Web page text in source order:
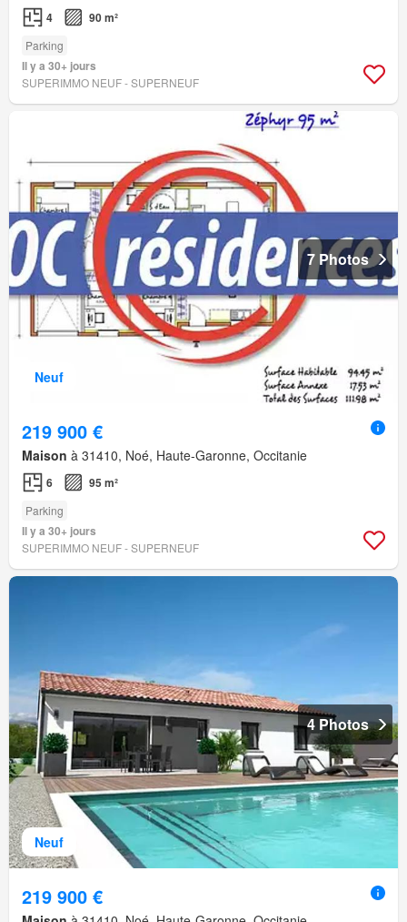
4 90 m²
Parking
Il y a 30+ jours
SUPERIMMO NEUF - SUPERNEUF
Neuf
7 Photos
219 900 €
Maison à 31410, Noé, Haute-Garonne, Occitanie
6 95 m²
Parking
Il y a 30+ jours
SUPERIMMO NEUF - SUPERNEUF
Neuf
4 Photos
219 900 €